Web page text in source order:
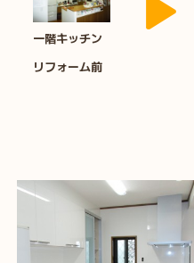
一階キッチン
リフォーム前